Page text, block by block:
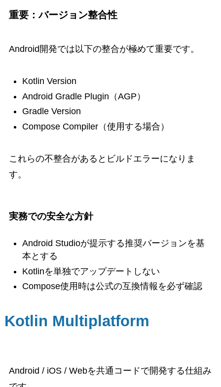
重要：バージョン整合性
Android開発では以下の整合が極めて重要です。
Kotlin Version
Android Gradle Plugin（AGP）
Gradle Version
Compose Compiler（使用する場合）
これらの不整合があるとビルドエラーになりま
す。
実務での安全な方針
Android Studioが提示する推奨バージョンを基
本とする
Kotlinを単独でアップデートしない
Compose使用時は公式の互換情報を必ず確認
Kotlin Multiplatform
Android / iOS / Webを共通コードで開発する仕組み